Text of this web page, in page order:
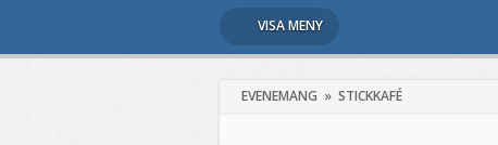
VISA MENY
EVENEMANG » STICKKAFÉ